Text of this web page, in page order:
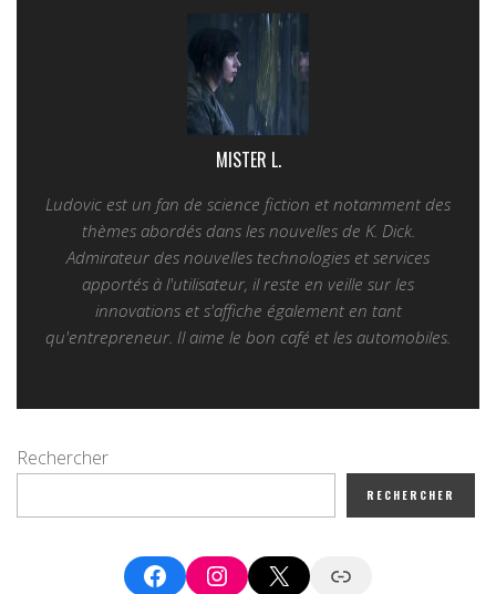
MISTER L.
Ludovic est un fan de science fiction et notamment des
thèmes abordés dans les nouvelles de K. Dick.
Admirateur des nouvelles technologies et services
apportés à l'utilisateur, il reste en veille sur les
innovations et s'affiche également en tant
qu'entrepreneur. Il aime le bon café et les automobiles.
Rechercher
RECHERCHER
FacebookInstagram
X Google News